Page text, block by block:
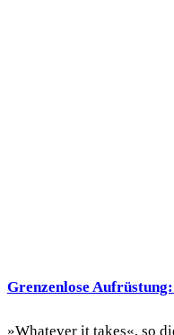
Grenzenlose
»Whatever it takes«, so